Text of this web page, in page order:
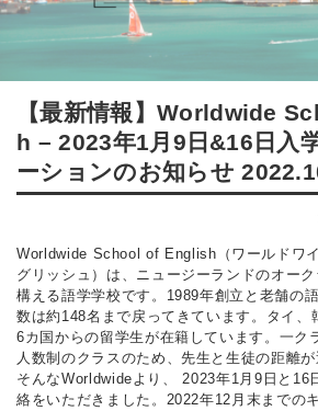
【最新情報】Worldwide
h – 2023年1月9日&16日入
ーションのお知らせ
Worldwide School of English（ワールドワ
グリッシュ）は、ニュージーランドのオー
構える語学学校です。1989年創立と老舗の
数は約148名まで戻ってきています。タイ、
6カ国からの留学生が在籍しています。一ク
人数制のクラスのため、先生と生徒の距離が
そんなWorldwideより、 2023年1月9日と16
絡をいただきました。2022年12月末までの